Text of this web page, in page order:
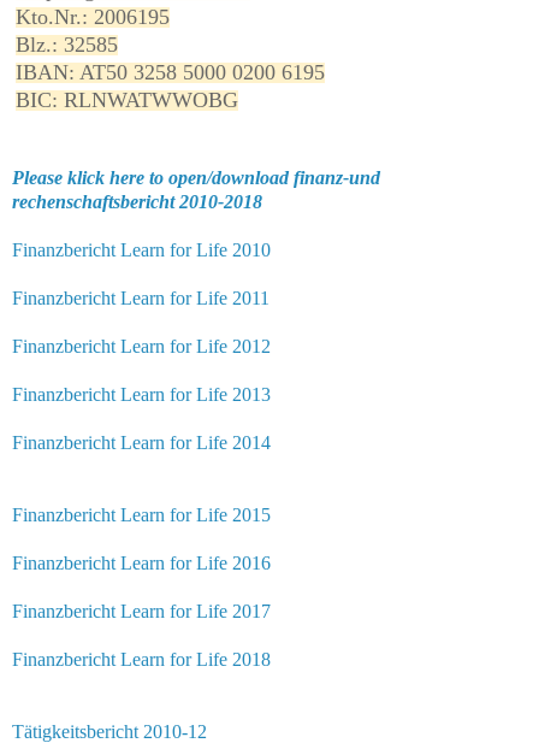
Kto.Nr.: 2006195
Blz.: 32585
IBAN: AT50 3258 5000 0200 6195
BIC: RLNWATWWOBG
Please klick here to open/download finanz-und
rechenschaftsbericht 2010-2018
Finanzbericht Learn for Life 2010
Finanzbericht Learn for Life 2011
Finanzbericht Learn for Life 2012
Finanzbericht Learn for Life 2013
Finanzbericht Learn for Life 2014
Finanzbericht Learn for Life 2015
Finanzbericht Learn for Life 2016
Finanzbericht Learn for Life 2017
Finanzbericht Learn for Life 2018
Tätigkeitsbericht 2010-12